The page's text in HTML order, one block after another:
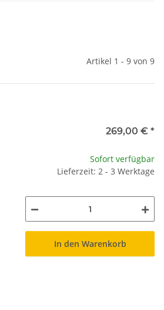
Artikel 1 - 9 von 9
269,00 € *
Sofort verfügbar
Lieferzeit: 2 - 3 Werktage
In den Warenkorb